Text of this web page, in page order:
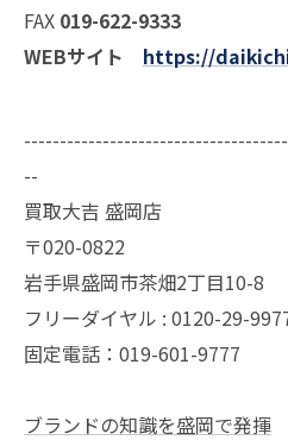
FAX 019-622-9333
WEBサイト https://
--
買取大吉 盛岡店
〒020-0822
岩手県盛岡市茶畑2丁目10-8
フリーダイヤル : 0120-29-
固定電話：019-601-9777
ブランドの知識を盛岡で発揮